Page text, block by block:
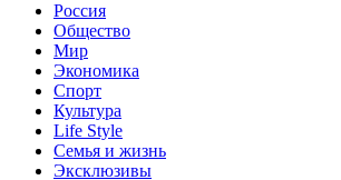
Россия
Общество
Мир
Экономика
Спорт
Культура
Life Style
Семья и жизнь
Эксклюзивы